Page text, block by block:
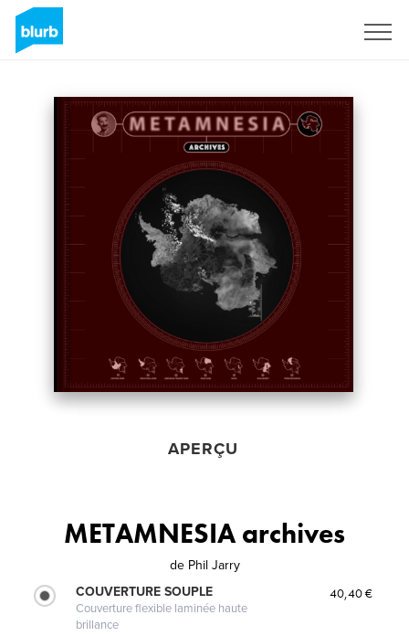
APERÇU
METAMNESIA archives
de Phil Jarry
COUVERTURE SOUPLE
Couverture flexible laminée haute
brillance
40,40 €